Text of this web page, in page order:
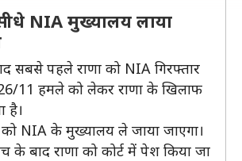
NIA मुख्यालय लाया
सबसे पहले राणा को NIA गिरफ्तार
11 हमले को लेकर राणा के खिलाफ
है।
NIA के मुख्यालय ले जाया जाएगा।
के बाद राणा को कोर्ट में पेश किया जा